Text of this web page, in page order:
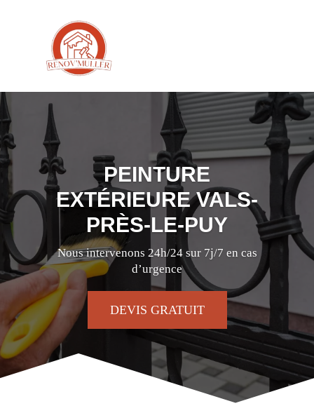
PEINTURE
EXTÉRIEURE VALS-
PRÈS-LE-PUY
Nous intervenons 24h/24 sur 7j/7 en cas
d’urgence
DEVIS GRATUIT